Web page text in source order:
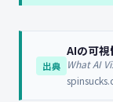
出典
AIの可
What AI